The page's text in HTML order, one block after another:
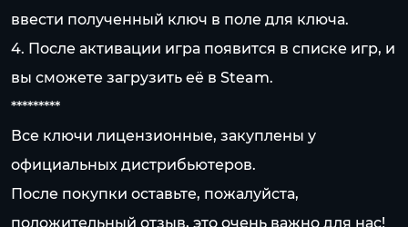
ввести полученный ключ в поле для ключа.
4. После активации игра появится в списке игр, и
вы сможете загрузить её в Steam.
*********
Все ключи лицензионные, закуплены у
официальных дистрибьютеров.
После покупки оставьте, пожалуйста,
положительный отзыв, это очень важно для нас!